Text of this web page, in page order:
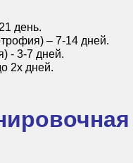
день.
– 7-14 дней.
- 3-7 дней.
2х дней.